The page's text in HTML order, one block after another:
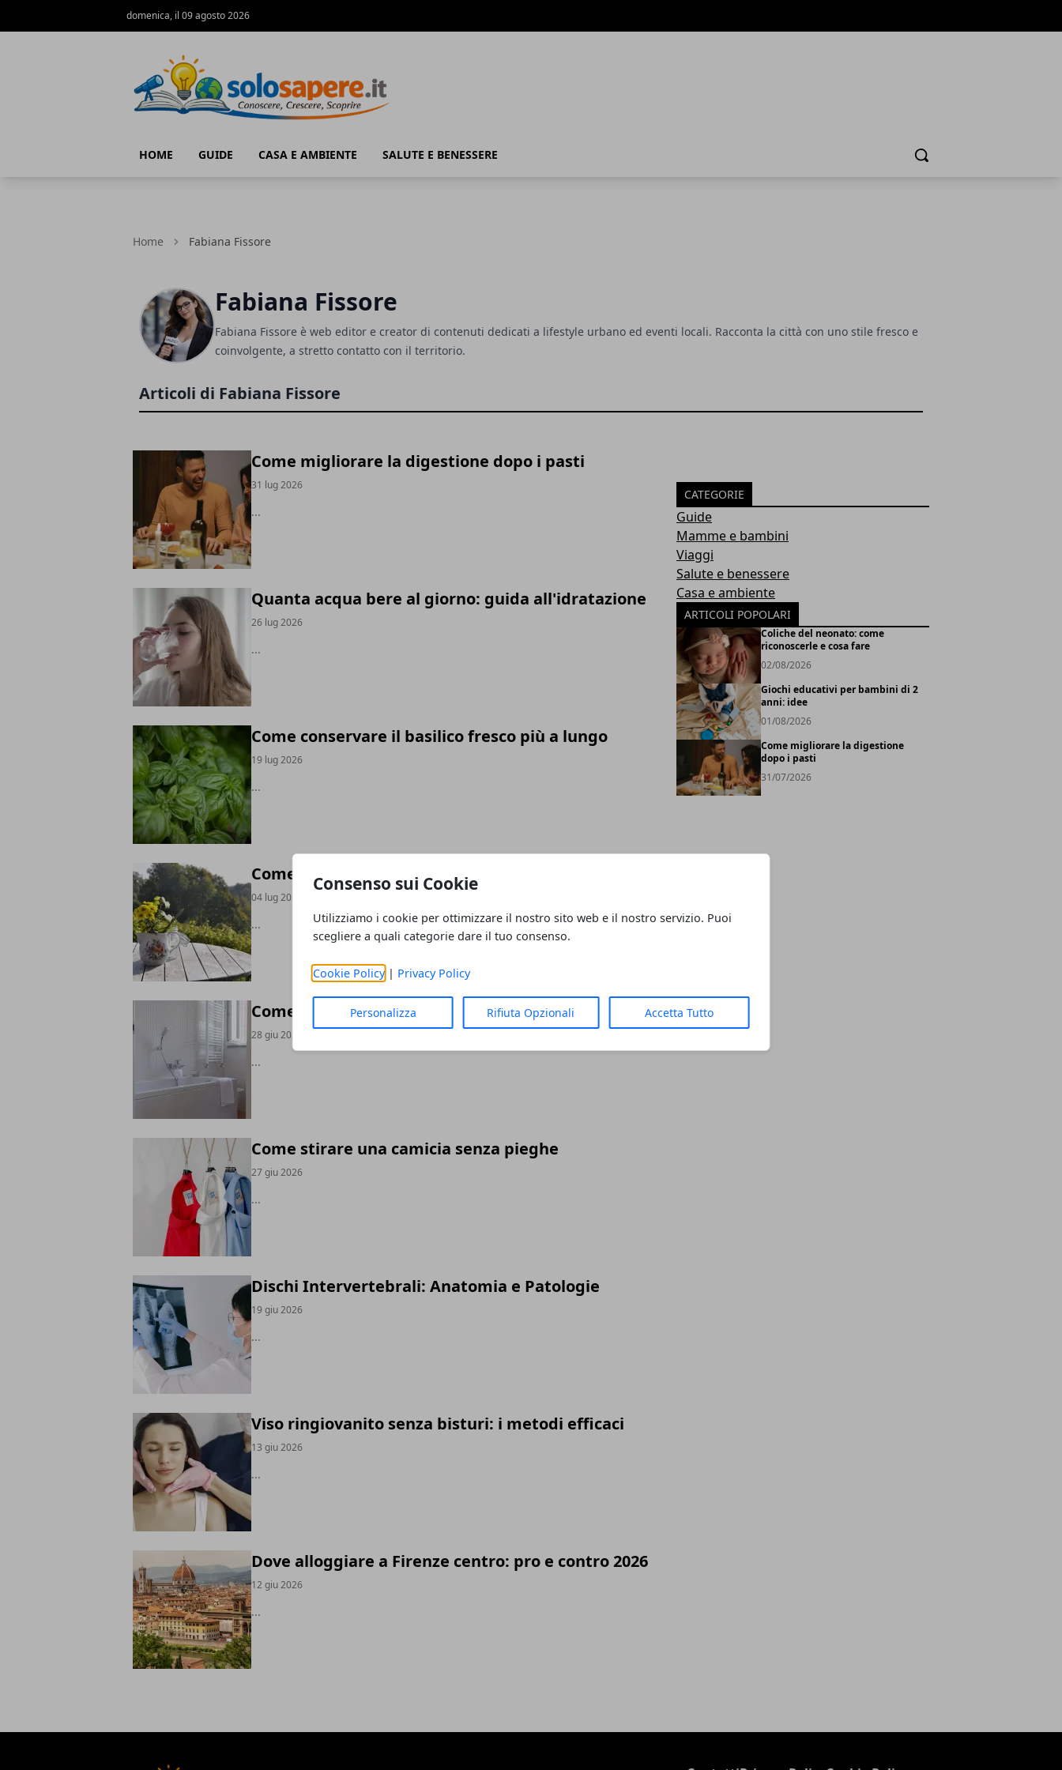
Consenso sui Cookie
Utilizziamo i cookie per ottimizzare il nostro sito web e il nostro servizio. Puoi
scegliere a quali categorie dare il tuo consenso.
Cookie Policy| Privacy Policy
Personalizza Rifiuta Opzionali Accetta Tutto
domenica, il 09 agosto 2026
HOME GUIDE CASA E AMBIENTE SALUTE E BENESSERE Cerca
Home Fabiana Fissore
Fabiana Fissore
Fabiana Fissore è web editor e creator di contenuti dedicati a lifestyle urbano ed eventi locali. Racconta la città con uno stile fresco e
coinvolgente, a stretto contatto con il territorio.
Articoli di Fabiana Fissore
Come migliorare la digestione dopo i pasti
31 lug 2026
...
Quanta acqua bere al giorno: guida all'idratazione
26 lug 2026
...
Come conservare il basilico fresco più a lungo
19 lug 2026
...
Come far durare i fiori recisi nel vaso
04 lug 2026
...
Come togliere il calcare dai rubinetti
28 giu 2026
...
Come stirare una camicia senza pieghe
27 giu 2026
...
Dischi Intervertebrali: Anatomia e Patologie
19 giu 2026
...
Viso ringiovanito senza bisturi: i metodi efficaci
13 giu 2026
...
Dove alloggiare a Firenze centro: pro e contro 2026
12 giu 2026
...
CATEGORIE
Guide
Mamme e bambini
Viaggi
Salute e benessere
Casa e ambiente
ARTICOLI POPOLARI
Coliche del neonato: come
riconoscerle e cosa fare
02/08/2026
Giochi educativi per bambini di 2
anni: idee
01/08/2026
Come migliorare la digestione
dopo i pasti
31/07/2026